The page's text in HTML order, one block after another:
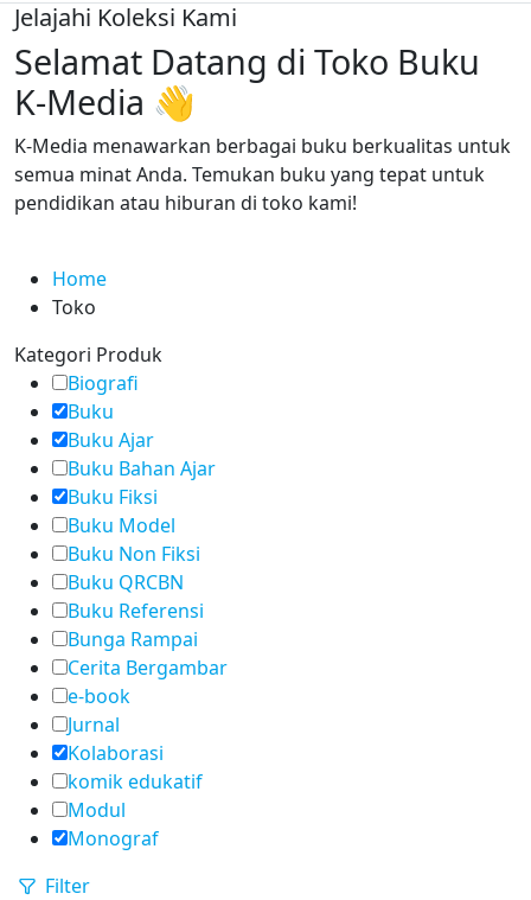
Jelajahi Koleksi Kami
Selamat Datang di Toko Buku
K-Media 👋
K-Media menawarkan berbagai buku berkualitas untuk
semua minat Anda. Temukan buku yang tepat untuk
pendidikan atau hiburan di toko kami!
Home
Toko
Kategori Produk
Biografi
Buku
Buku Ajar
Buku Bahan Ajar
Buku Fiksi
Buku Model
Buku Non Fiksi
Buku QRCBN
Buku Referensi
Bunga Rampai
Cerita Bergambar
e-book
Jurnal
Kolaborasi
komik edukatif
Modul
Monograf
Filter